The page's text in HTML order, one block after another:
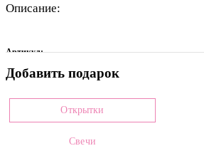
Описание:
Артикул:
0000352
Цвет
Белый
Добавить подарок
Открытки
Свечи